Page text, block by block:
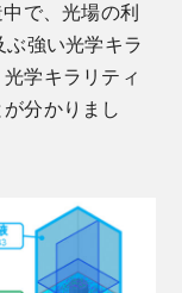
で、光場の利
強い光学キラ
学キラリティ
分かりまし